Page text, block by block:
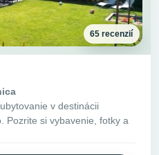
65 recenzií
v destinácii
Pozrite si vybavenie, fotky a